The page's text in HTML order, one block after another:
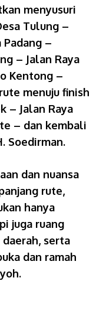
menyusuri
Tulung –
Padang –
– Jalan Raya
Kentong –
menuju finish
– Jalan Raya
– dan kembali
Soedirman.
dan nuansa
rute,
hanya
juga ruang
serta
dan ramah